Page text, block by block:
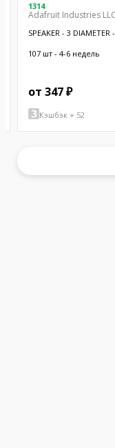
1314
Adafruit Industries LLC
SPEAKER - 3 DIAMETER
107 шт - 4-6 недель
от 347 ₽
Кэшбэк + 52